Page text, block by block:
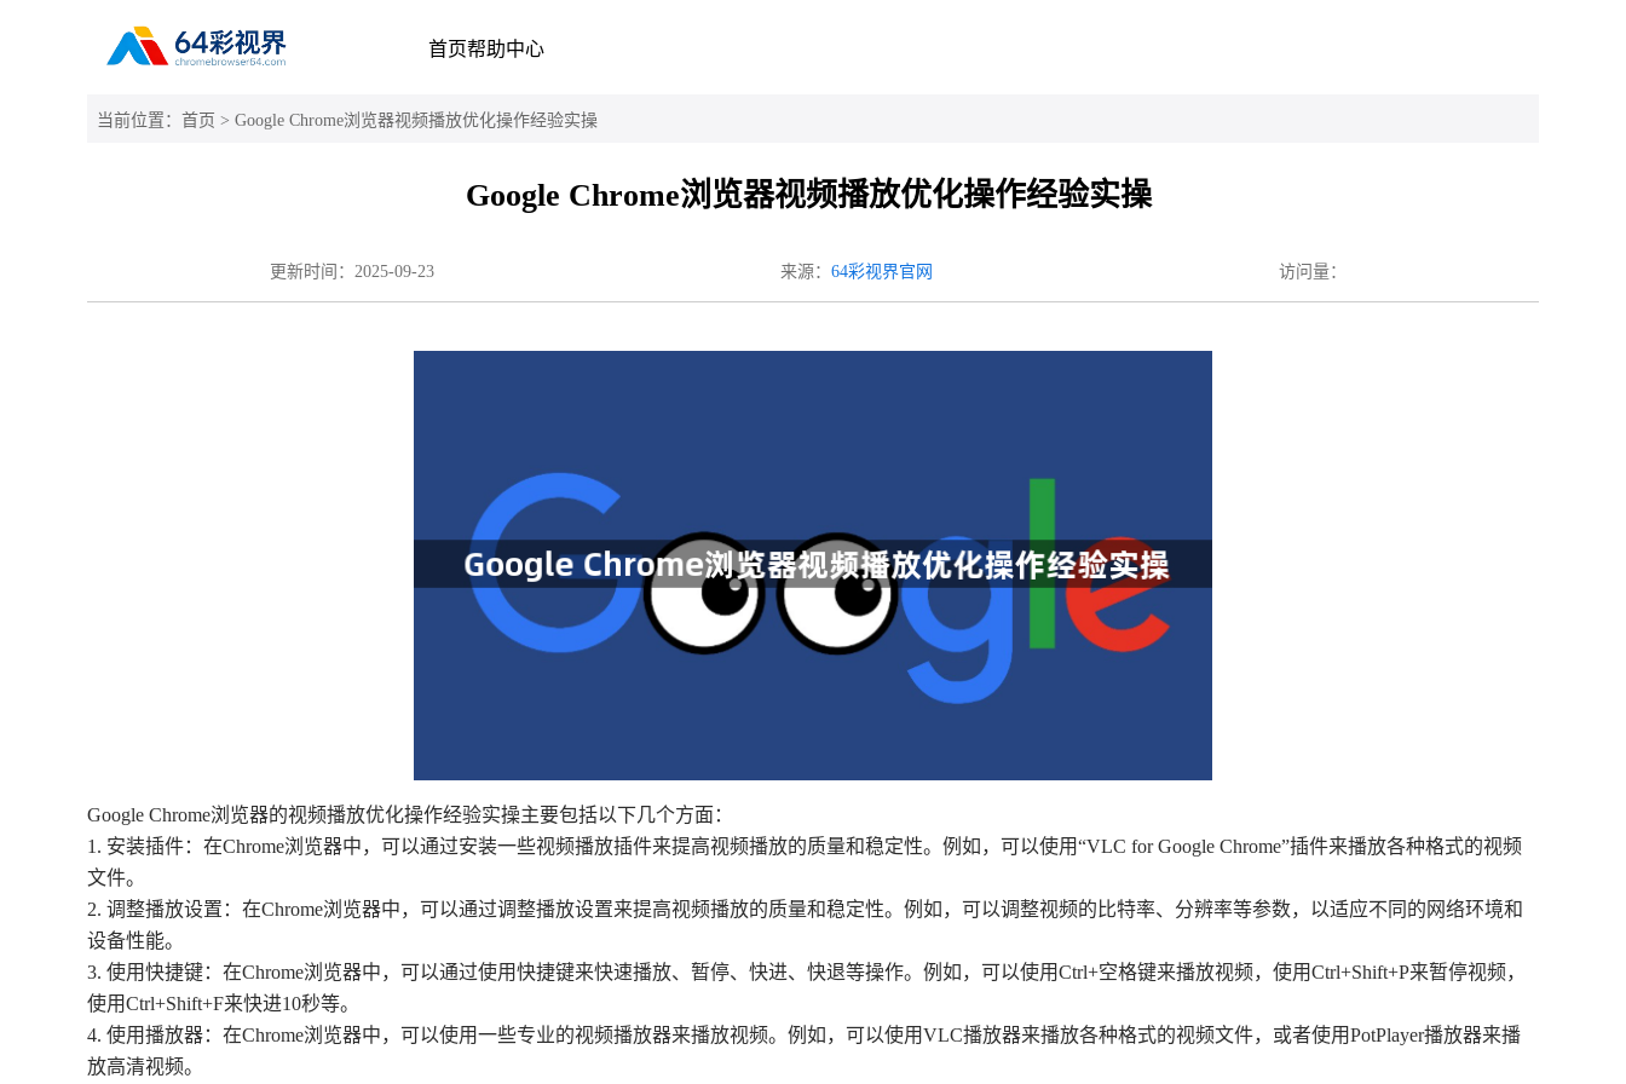
首页帮助中心
当前位置： 首页 > Google Chrome浏览器视频播放优化操作经验实操
Google Chrome浏览器视频播放优化操作经验实操
更新时间： 2025-09-23 来源： 64彩视界官网 访问量：
Google Chrome浏览器的视频播放优化操作经验实操主要包括以下几个方面：
1. 安装插件：在Chrome浏览器中，可以通过安装一些视频播放插件来提高视频播放的质量和稳定性。例如，可以使用“VLC for Google Chrome”插件来播放各种格式的视频
文件。
2. 调整播放设置：在Chrome浏览器中，可以通过调整播放设置来提高视频播放的质量和稳定性。例如，可以调整视频的比特率、分辨率等参数，以适应不同的网络环境和
设备性能。
3. 使用快捷键：在Chrome浏览器中，可以通过使用快捷键来快速播放、暂停、快进、快退等操作。例如，可以使用Ctrl+空格键来播放视频，使用Ctrl+Shift+P来暂停视频，
使用Ctrl+Shift+F来快进10秒等。
4. 使用播放器：在Chrome浏览器中，可以使用一些专业的视频播放器来播放视频。例如，可以使用VLC播放器来播放各种格式的视频文件，或者使用PotPlayer播放器来播
放高清视频。